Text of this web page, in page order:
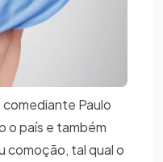
Paulo
o país e também
comoção, tal qual o